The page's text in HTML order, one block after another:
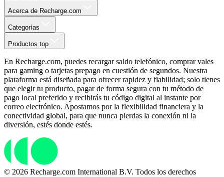
Acerca de Recharge.com
Categorías
Productos top
En Recharge.com, puedes recargar saldo telefónico, comprar vales
para gaming o tarjetas prepago en cuestión de segundos. Nuestra
plataforma está diseñada para ofrecer rapidez y fiabilidad; solo tienes
que elegir tu producto, pagar de forma segura con tu método de
pago local preferido y recibirás tu código digital al instante por
correo electrónico. Apostamos por la flexibilidad financiera y la
conectividad global, para que nunca pierdas la conexión ni la
diversión, estés donde estés.
© 2026 Recharge.com International B.V. Todos los derechos